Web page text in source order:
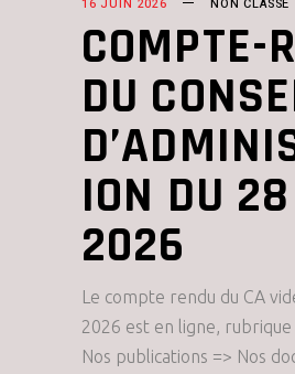
16 JUIN 2026 NON CLASSÉ
COMPTE-
DU
ION DU
2026
Le compte rendu du CA
2026 est en ligne, rubrique
Nos publications => Nos